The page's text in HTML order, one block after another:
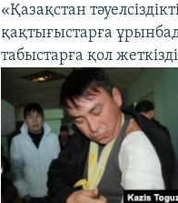
«Қазақстан
қақтығыстарға
табыстарға қол